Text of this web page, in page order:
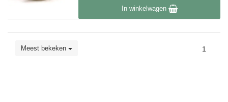
Op voorraadIn winkelwagen
Meest bekeken 1